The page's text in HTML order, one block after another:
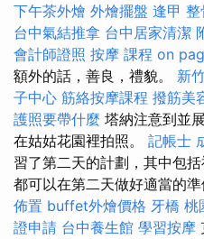
下午茶外燴 外燴擺盤 逢甲 整
台中氣結推拿 台中居家清潔
會計師證照 按摩 課程 on
額外的話，善良，禮貌。 新
子中心 筋絡按摩課程 撥筋美
護照要帶什麼 塔納注意到並
在姑姑花園裡拍照。 記帳士
習了第二天的計劃，其中包
都可以在第二天做好適當的準
佈置 buffet外燴價格 牙橋 桃
證申請 台中養生館 學習按摩